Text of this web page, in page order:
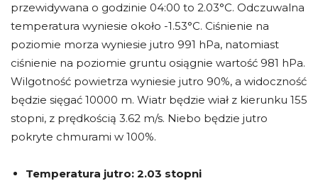
przewidywana o godzinie 04:00 to 2.03°C. Odczuwalna
temperatura wyniesie około -1.53°C. Ciśnienie na
poziomie morza wyniesie jutro 991 hPa, natomiast
ciśnienie na poziomie gruntu osiągnie wartość 981 hPa.
Wilgotność powietrza wyniesie jutro 90%, a widoczność
będzie sięgać 10000 m. Wiatr będzie wiał z kierunku 155
stopni, z prędkością 3.62 m/s. Niebo będzie jutro
pokryte chmurami w 100%.
Temperatura jutro: 2.03 stopni